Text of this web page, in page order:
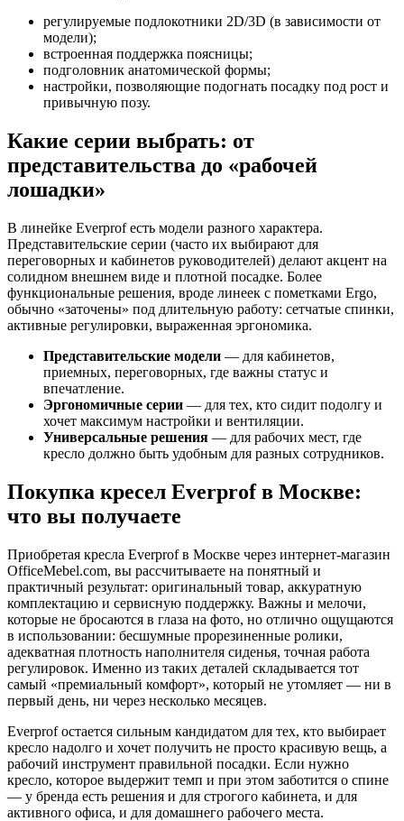
регулируемые подлокотники 2D/3D (в зависимости от
модели);
встроенная поддержка поясницы;
подголовник анатомической формы;
настройки, позволяющие подогнать посадку под рост и
привычную позу.
Какие серии выбрать: от
представительства до «рабочей
лошадки»
В линейке Everprof есть модели разного характера.
Представительские серии (часто их выбирают для
переговорных и кабинетов руководителей) делают акцент на
солидном внешнем виде и плотной посадке. Более
функциональные решения, вроде линеек с пометками Ergo,
обычно «заточены» под длительную работу: сетчатые спинки,
активные регулировки, выраженная эргономика.
Представительские модели — для кабинетов,
приемных, переговорных, где важны статус и
впечатление.
Эргономичные серии — для тех, кто сидит подолгу и
хочет максимум настройки и вентиляции.
Универсальные решения — для рабочих мест, где
кресло должно быть удобным для разных сотрудников.
Покупка кресел Everprof в Москве:
что вы получаете
Приобретая кресла Everprof в Москве через интернет-магазин
OfficeMebel.com, вы рассчитываете на понятный и
практичный результат: оригинальный товар, аккуратную
комплектацию и сервисную поддержку. Важны и мелочи,
которые не бросаются в глаза на фото, но отлично ощущаются
в использовании: бесшумные прорезиненные ролики,
адекватная плотность наполнителя сиденья, точная работа
регулировок. Именно из таких деталей складывается тот
самый «премиальный комфорт», который не утомляет — ни в
первый день, ни через несколько месяцев.
Everprof остается сильным кандидатом для тех, кто выбирает
кресло надолго и хочет получить не просто красивую вещь, а
рабочий инструмент правильной посадки. Если нужно
кресло, которое выдержит темп и при этом заботится о спине
— у бренда есть решения и для строгого кабинета, и для
активного офиса, и для домашнего рабочего места.